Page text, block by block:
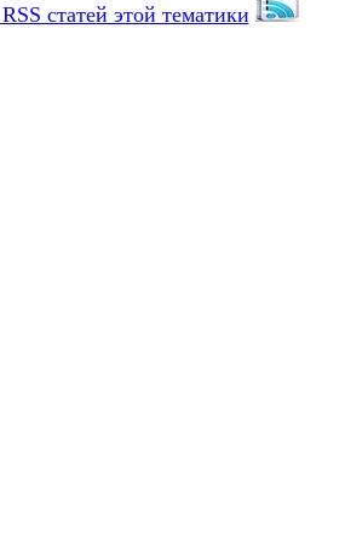
статей этой тематики